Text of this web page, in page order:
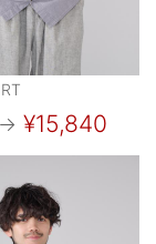
→ ¥15,840